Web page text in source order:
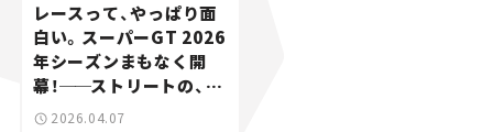
レースって、やっぱり面
白い。スーパーGT 2026
年シーズンまもなく開
幕！──ストリートの、そ
の先へ Vol. 1
2026.04.07